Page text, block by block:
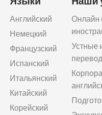
Английский
Немецкий
Французский
Испанский
Итальянский
Китайский
Корейский
Онлайн
Устные